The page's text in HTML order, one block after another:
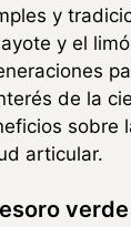
y
y el
de la
sobre
articular.